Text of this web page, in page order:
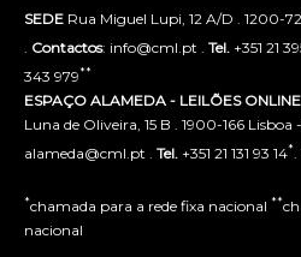
SEDE Rua Miguel Lupi, 12 A/D . 1200-
Contactos: info@cml.pt . Tel. +351 21
343 979**
ESPAÇO ALAMEDA - LEILÕES
Luna de Oliveira, 15 B . 1900-166 Lisboa
alameda@cml.pt . Tel. +351 21 131 93 14*
*chamada para a rede fixa nacional **
nacional